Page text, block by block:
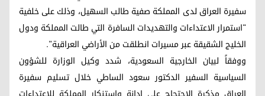
سفيرة العراق لدى المملكة صفية طالب السهيل، وذلك على خلفية
"استمرار الاعتداءات والتهديدات السافرة التي طالت المملكة ودول
الخليج الشقيقة عبر مسيرات انطلقت من الأراضي العراقية".
ووفقاً لبيان الخارجية السعودية، شدد وكيل الوزارة للشؤون
السياسية السفير الدكتور سعود الساطي خلال تسليم سفيرة